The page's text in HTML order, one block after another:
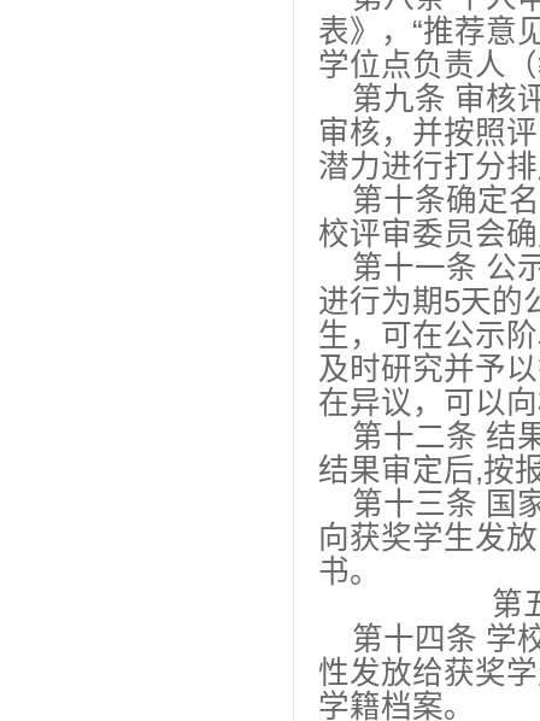
表》，“推荐意
学位点负责人
第九条 审核
审核，并按照
潜力进行打分
第十条确定名
校评审委员会
第十一条 公
进行为期5天的
生，可在公示
及时研究并予
在异议，可以
第十二条 结
结果审定后,按
第十三条 国
向获奖学生发
书。
第
第十四条 学
性发放给获奖
学籍档案。